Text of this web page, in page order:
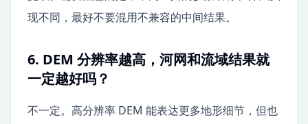
现不同，最好不要混用不兼容的中间结果。
6. DEM 分辨率越高，河网和流域结果就
一定越好吗？
不一定。高分辨率 DEM 能表达更多地形细节，但也